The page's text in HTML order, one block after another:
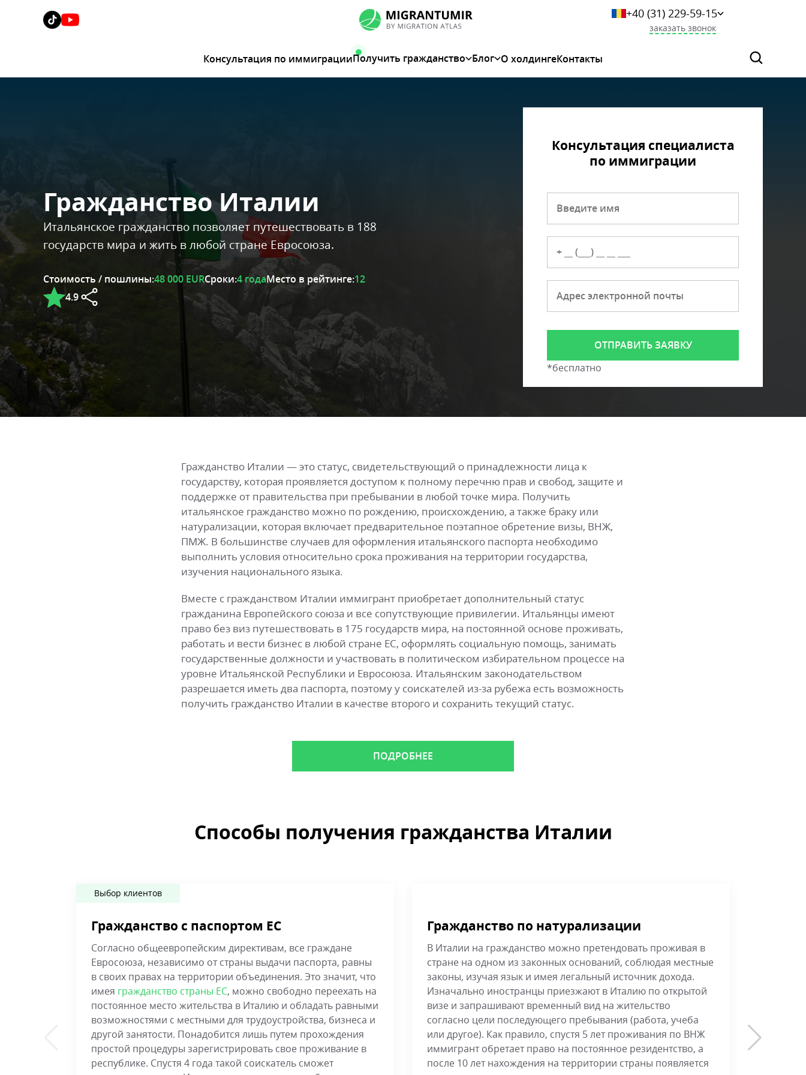
+40 (31) 229-59-15
+359 249-044-46
заказать звонок
Консультация по иммиграцииПолучить гражданство Блог О холдингеКонтакты
Гражданство Италии
Итальянское гражданство позволяет путешествовать в 188
государств мира и жить в любой стране Евросоюза.
Стоимость / пошлины:48 000 EURСроки:4 годаМесто в рейтинге:12
4.9
Консультация специалиста
по иммиграции
*бесплатно
Гражданство Италии — это статус, свидетельствующий о принадлежности лица к
государству, которая проявляется доступом к полному перечню прав и свобод, защите и
поддержке от правительства при пребывании в любой точке мира. Получить
итальянское гражданство можно по рождению, происхождению, а также браку или
натурализации, которая включает предварительное поэтапное обретение визы, ВНЖ,
ПМЖ. В большинстве случаев для оформления итальянского паспорта необходимо
выполнить условия относительно срока проживания на территории государства,
изучения национального языка.
Вместе с гражданством Италии иммигрант приобретает дополнительный статус
гражданина Европейского союза и все сопутствующие привилегии. Итальянцы имеют
право без виз путешествовать в 175 государств мира, на постоянной основе проживать,
работать и вести бизнес в любой стране ЕС, оформлять социальную помощь, занимать
государственные должности и участвовать в политическом избирательном процессе на
уровне Итальянской Республики и Евросоюза. Итальянским законодательством
разрешается иметь два паспорта, поэтому у соискателей из-за рубежа есть возможность
получить гражданство Италии в качестве второго и сохранить текущий статус.
ПОДРОБНЕЕ
Способы получения гражданства Италии
Выбор клиентов
Гражданство с паспортом ЕС
Согласно общеевропейским директивам, все граждане
Евросоюза, независимо от страны выдачи паспорта, равны
в своих правах на территории объединения. Это значит, что
имея гражданство страны ЕС, можно свободно переехать на
постоянное место жительства в Италию и обладать равными
возможностями с местными для трудоустройства, бизнеса и
другой занятости. Понадобится лишь путем прохождения
простой процедуры зарегистрировать свое проживание в
республике. Спустя 4 года такой соискатель сможет
Гражданство по натурализации
В Италии на гражданство можно претендовать проживая в
стране на одном из законных оснований, соблюдая местные
законы, изучая язык и имея легальный источник дохода.
Изначально иностранцы приезжают в Италию по открытой
визе и запрашивают временный вид на жительство
согласно цели последующего пребывания (работа, учеба
или другое). Как правило, спустя 5 лет проживания по ВНЖ
иммигрант обретает право на постоянное резидентство, а
после 10 лет нахождения на территории страны появляется